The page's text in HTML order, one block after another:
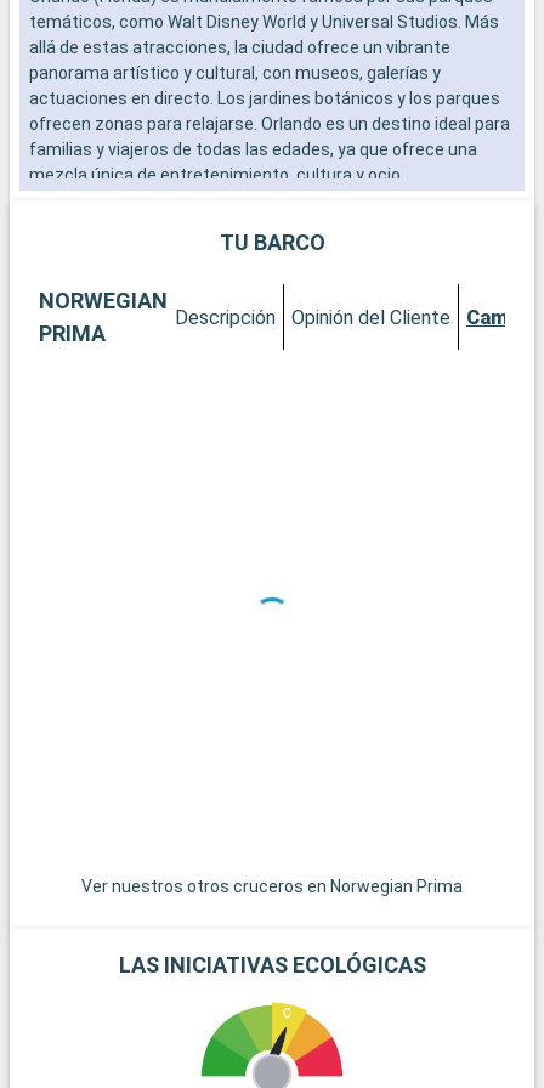
temáticos, como Walt Disney World y Universal Studios. Más
allá de estas atracciones, la ciudad ofrece un vibrante
panorama artístico y cultural, con museos, galerías y
actuaciones en directo. Los jardines botánicos y los parques
ofrecen zonas para relajarse. Orlando es un destino ideal para
familias y viajeros de todas las edades, ya que ofrece una
mezcla única de entretenimiento, cultura y ocio.
TU BARCO
NORWEGIAN
PRIMA
Descripción Opinión del Cliente
Ver nuestros otros cruceros en Norwegian Prima
LAS INICIATIVAS ECOLÓGICAS